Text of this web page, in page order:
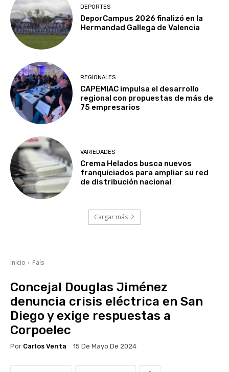
DEPORTES
DeporCampus 2026 finalizó en la
Hermandad Gallega de Valencia
REGIONALES
CAPEMIAC impulsa el desarrollo
regional con propuestas de más de
75 empresarios
VARIEDADES
Crema Helados busca nuevos
franquiciados para ampliar su red
de distribución nacional
Cargar más